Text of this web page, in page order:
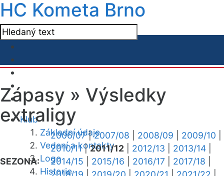
HC Kometa Brno
Klub
Základní údaje
Vedení a kontakty
Logo
Historie
Zápasy » Výsledky
extraligy
SEZONA:
2006/07|2007/08 2008/09 2009/10
2010/11|2011/12 2012/13 2013/14
2014/15
2015/16 2016/17 2017/18